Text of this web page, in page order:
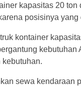
kapasitas 20
posisinya
kontainer
sewa kendaraan